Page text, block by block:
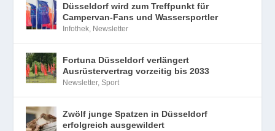
Düsseldorf wird zum Treffpunkt für
Campervan-Fans und Wassersportler
Infothek Newsletter
Fortuna Düsseldorf verlängert
Ausrüstervertrag vorzeitig bis 2033
Newsletter,Sport
Zwölf junge Spatzen in Düsseldorf
erfolgreich ausgewildert